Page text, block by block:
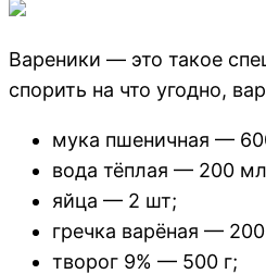
Вареники — это такое
спорить на что угодно,
мука пшеничная —
вода тёплая — 200
яйца — 2 шт;
гречка варёная — 200
творог 9% — 500 г;